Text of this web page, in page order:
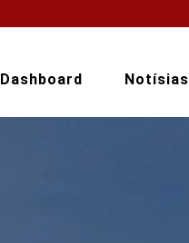
Dashboard Notísias